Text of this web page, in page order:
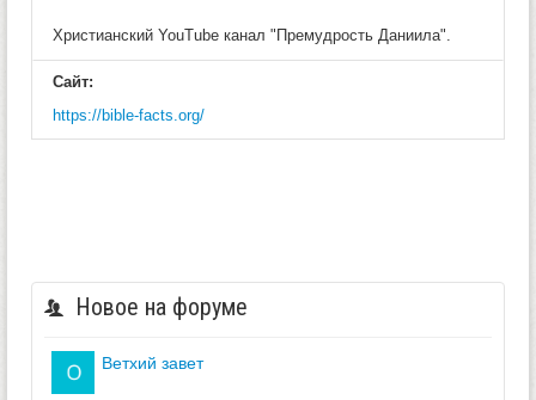
Христианский YouTube канал "Премудрость Даниила".
Сайт:
https://bible-facts.org/
Новое на форуме
ветхий завет